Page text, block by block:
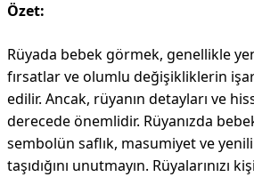
Özet:
Rüyada bebek görmek, genellikle
fırsatlar ve olumlu değişikliklerin
edilir. Ancak, rüyanın detayları ve
derecede önemlidir. Rüyanızda
sembolün saflık, masumiyet ve
taşıdığını unutmayın. Rüyalarınızı